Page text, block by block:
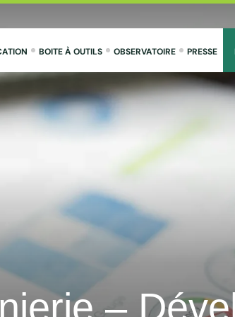
BOITE À OUTILS OBSERVATOIRE PRESSE
–